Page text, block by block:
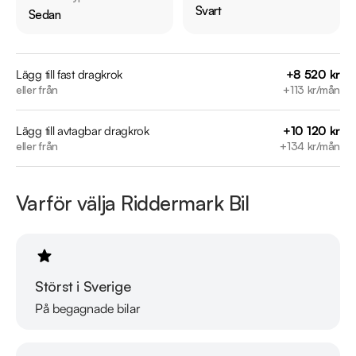
Årsskatt: Endast 2076 kr
Besiktigad till och med 2027-02-28
Möjlighet till 12-60 månaders garanti
Servicehistorik:
2013-07-13 - 3191 mil
2015-09-17 - 6099 mil
2020-04-14 - 11683 mil
2024-05-11 - 16298 mil
Besök
https://www.riddermarkbil.se/kopa-bil/bmw/mzt591/
Sedan Svart
Lägg till fast dragkrok
eller från
+8 520 kr
+113 kr/mån
Lägg till avtagbar dragkrok
eller från
+10 120 kr
+134 kr/mån
Varför välja Riddermark Bil
Störst i Sverige
På begagnade bilar